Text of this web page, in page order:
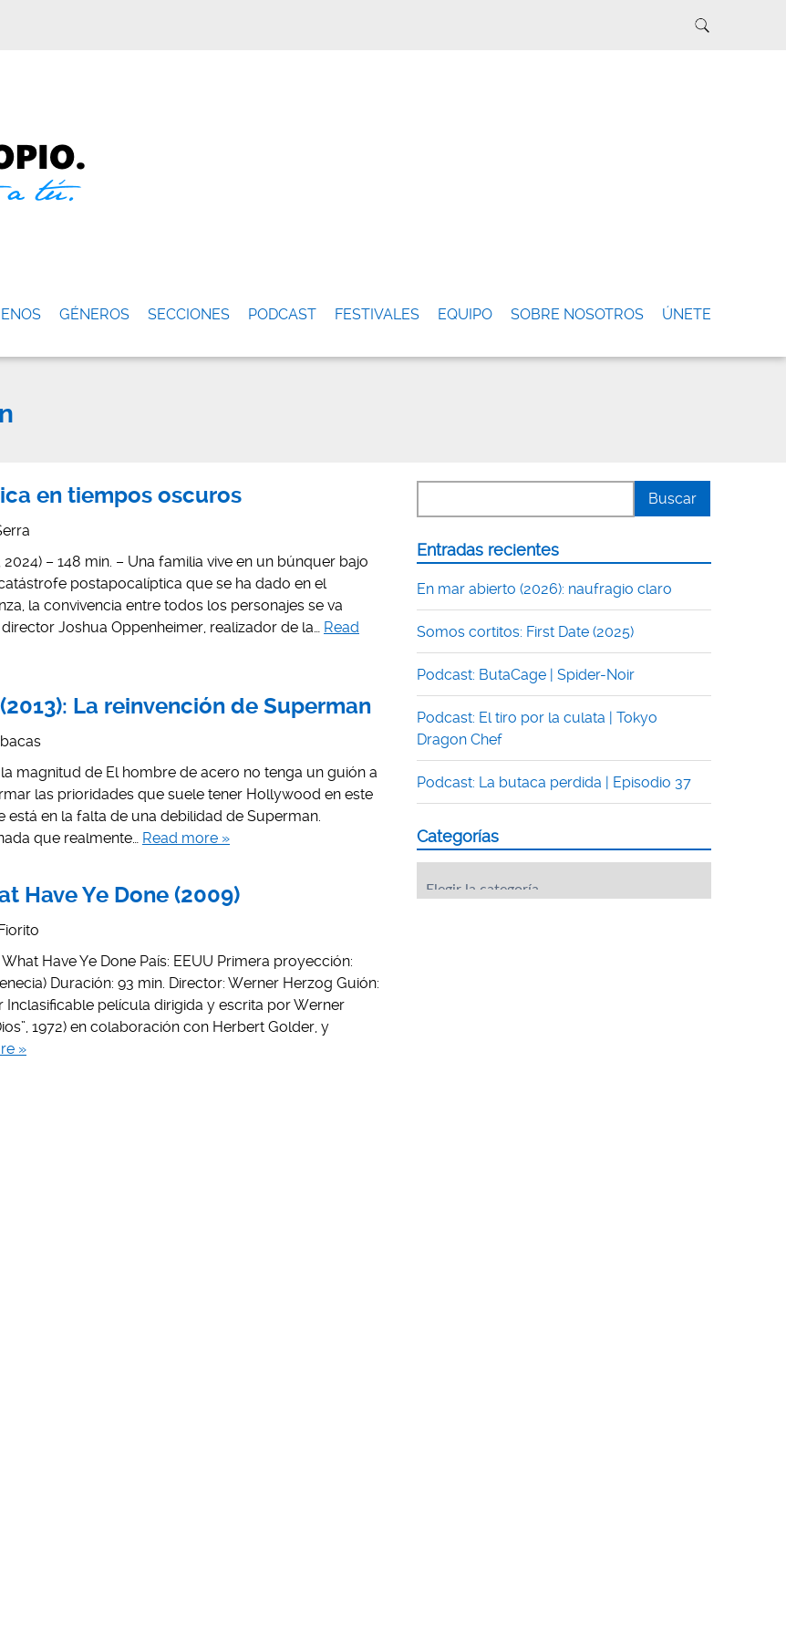
GÉNEROS SECCIONES PODCAST FESTIVALES EQUIPO SOBRE NOSOTROS ÚNETE
en tiempos oscuros
– 148 min. – Una familia vive en un búnquer bajo
postapocalíptica que se ha dado en el
la convivencia entre todos los personajes se va
Joshua Oppenheimer, realizador de la… Read
La reinvención de Superman
magnitud de El hombre de acero no tenga un guión a
las prioridades que suele tener Hollywood en este
en la falta de una debilidad de Superman.
que realmente… Read more »
Have Ye Done (2009)
Have Ye Done País: EEUU Primera proyección:
Duración: 93 min. Director: Werner Herzog Guión:
película dirigida y escrita por Werner
1972) en colaboración con Herbert Golder, y
»
Entradas recientes
En mar abierto (2026): naufragio claro
Somos cortitos: First Date (2025)
Podcast: ButaCage | Spider-Noir
Podcast: El tiro por la culata | Tokyo
Dragon Chef
Podcast: La butaca perdida | Episodio 37
Categorías